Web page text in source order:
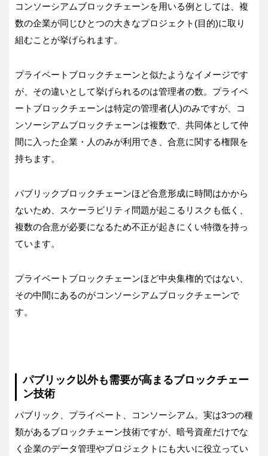
コンソーシアムブロックチェーンを用いる例としては、複
数の企業が同じひとつの大きなプロジェクト(目的)に取り
組むことが挙げられます。
プライベートブロックチェーンと似たようなイメージです
が、その違いとして挙げられるのは管理者の数。プライベ
ートブロックチェーンは特定の管理者(人)のみですが、コ
ンソーシアムブロックチェーンは複数で、共同体として仲
間に入った企業・人のみが利用でき、合意に関する権限を
持ちます。
パブリックブロックチェーンほど合意形成に時間はかから
ないため、スケーラビリティ問題が起こるリスクも低く、
複数の合意が必要になるため不正が起きにくい特徴を持っ
ています。
プライベートブロックチェーンほど中央集権的ではない、
その中間にあるのがコンソーシアムブロックチェーンで
す。
パブリック以外も需要が高まるブロックチェー
ン技術
パブリック、プライベート、コンソーシアム。実は3つの種
類があるブロックチェーン技術ですが、暗号資産だけでな
く企業のデータ管理やプロジェクトにも大いに役立ってい